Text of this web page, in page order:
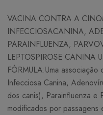
VACINA CONTRA A
INFECCIOSACANINA,
PARAINFLUENZA,
LEPTOSPIROSE CANINA
FÓRMULA:Uma
Infecciosa Canina,
dos canis), Parainfluenza e
modificados por passagens